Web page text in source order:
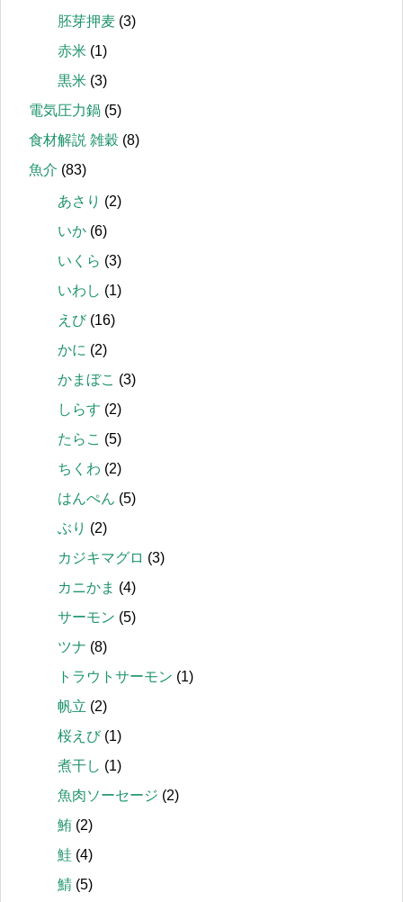
胚芽押麦 (3)
赤米 (1)
黒米 (3)
電気圧力鍋 (5)
食材解説 雑穀 (8)
魚介 (83)
あさり (2)
いか (6)
いくら (3)
いわし (1)
えび(16)
かに (2)
かまぼこ (3)
しらす (2)
たらこ (5)
ちくわ (2)
はんぺん (5)
ぶり (2)
カジキマグロ (3)
カニかま (4)
サーモン (5)
ツナ (8)
トラウトサーモン (1)
帆立 (2)
桜えび(1)
煮干し (1)
魚肉ソーセージ (2)
鮪 (2)
鮭 (4)
鯖 (5)